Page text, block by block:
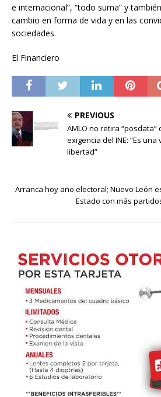
e internacional”, “todo suma” y
cambio en forma de vida y en las
sociedades.
El Financiero
PREVIOUS
AMLO no retira
exigencia del INE: “Es
libertad”
Arranca hoy año electoral; Nuevo León
Estado con más